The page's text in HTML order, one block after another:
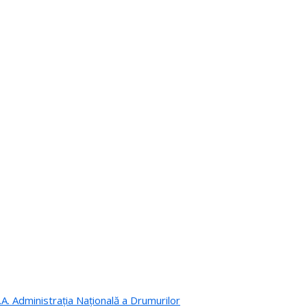
Administrația Națională a Drumurilor